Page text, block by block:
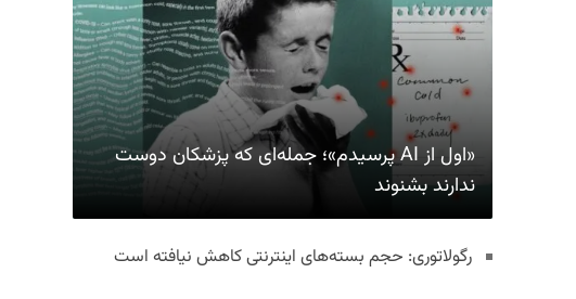
«اول از AI پرسیدم»؛ جمله‌ای که پزشکان دوست
ندارند بشنوند
رگولاتوری: حجم بسته‌های اینترنتی کاهش نیافته است